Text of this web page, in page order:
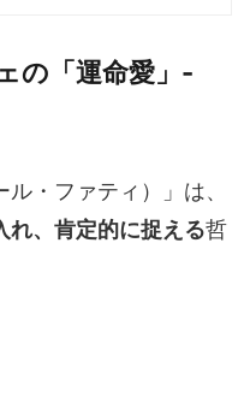
の「運命愛」-
・ファティ）」は、
れ、肯定的に捉える哲